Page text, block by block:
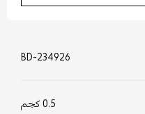
BD-234926
0.5 كجم